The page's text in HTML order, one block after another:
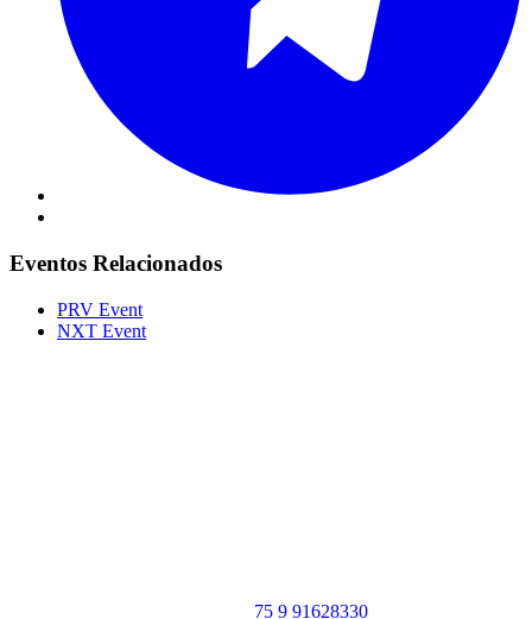
Eventos Relacionados
PRV Event
NXT Event
75 9 91628330